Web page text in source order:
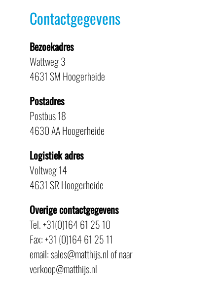
Contactgegevens
Bezoekadres
Wattweg 3
4631 SM Hoogerheide
Postadres
Postbus 18
4630 AA Hoogerheide
Logistiek adres
Voltweg 14
4631 SR Hoogerheide
Overige contactgegevens
Tel. +31(0)164 61 25 10
Fax: +31 (0)164 61 25 11
email: sales@matthijs.nl of naar
verkoop@matthijs.nl